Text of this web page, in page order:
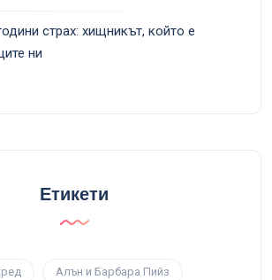
страх: хищникът, който е
ни
Етикети
Алън и Барбара Пийз